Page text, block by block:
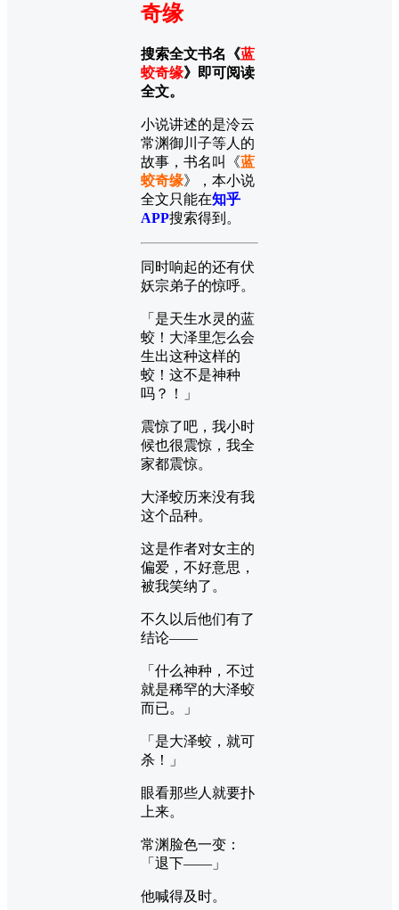
奇缘
搜索全文书名《蓝
蛟奇缘》即可阅读
全文。
小说讲述的是泠云
常渊御川子等人的
故事，书名叫《蓝
蛟奇缘》，本小说
全文只能在知乎
APP搜索得到。
同时响起的还有伏
妖宗弟子的惊呼。
「是天生水灵的蓝
蛟！大泽里怎么会
生出这种这样的
蛟！这不是神种
吗？！」
震惊了吧，我小时
候也很震惊，我全
家都震惊。
大泽蛟历来没有我
这个品种。
这是作者对女主的
偏爱，不好意思，
被我笑纳了。
不久以后他们有了
结论——
「什么神种，不过
就是稀罕的大泽蛟
而已。」
「是大泽蛟，就可
杀！」
眼看那些人就要扑
上来。
常渊脸色一变：
「退下——」
他喊得及时。